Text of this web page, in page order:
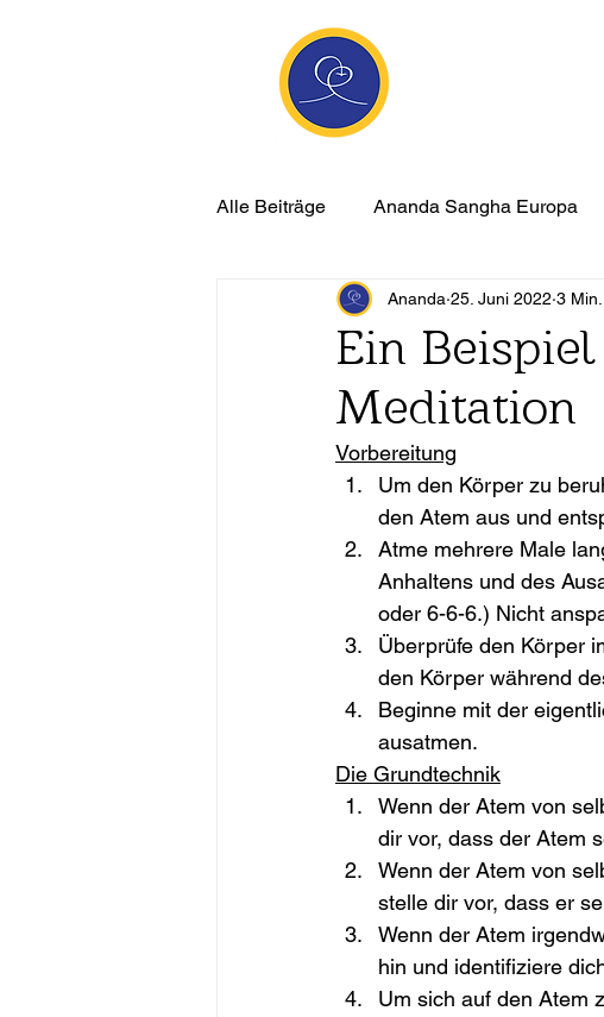
Alle Beiträge Ananda Sangha Europa
Grundlagen der Meditation Hong-
spirituelles Auge Yoga
Ein
Meditation
Ananda 25. Juni 2022 3
Vorbereitung
Um den Körper zu
den Atem aus und
Atme mehrere Male
Anhaltens und des
oder 6-6-6.) Nicht
Überprüfe den Körper
den Körper während
Beginne mit der
ausatmen.
Die Grundtechnik
Wenn der Atem von
dir vor, dass der Atem
Wenn der Atem von
stelle dir vor, dass er
Wenn der Atem
hin und identifiziere
Um sich auf den Atem